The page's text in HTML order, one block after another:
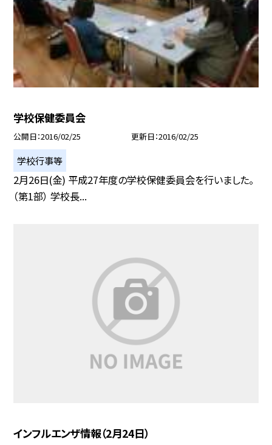
学校保健委員会
公開日 2016/02/25 更新日 2016/02/25
学校行事等
2月26日(金) 平成27年度の学校保健委員会を行いました。
（第1部） 学校長...
インフルエンザ情報（2月24日）